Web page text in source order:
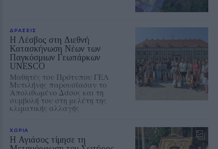
ΔΡΑΣΕΙΣ
Η Λέσβος στη Διεθνή
Κατασκήνωση Νέων των
Παγκόσμιων Γεωπάρκων
UNESCO
Μαθητές του Πρότυπου ΓΕΛ
Μυτιλήνης παρουσίασαν το
Απολιθωμένο Δάσος και τη
συμβολή του στη μελέτη της
κλιματικής αλλαγής
ΧΩΡΙΑ
Η Αγιάσος τίμησε τη